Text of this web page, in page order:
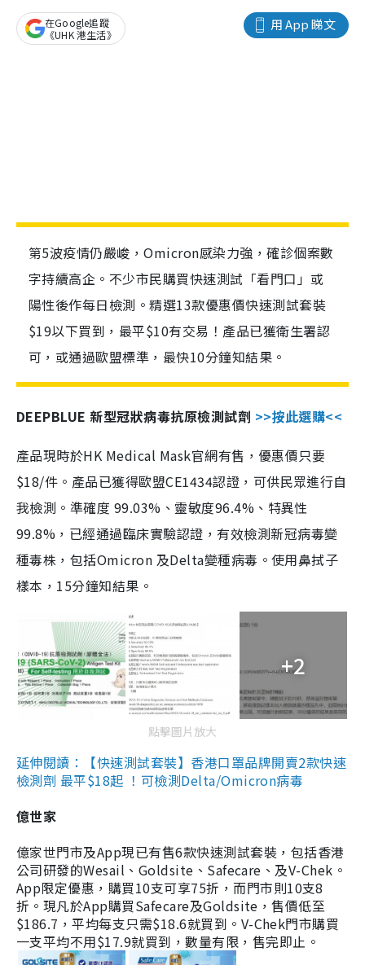
用 App 睇文
在Google追蹤
《UHK 港生活》
第5波疫情仍嚴峻，Omicron感染力強，確診個案數
字持續高企。不少市民購買快速測試「看門口」或
陽性後作每日檢測。精選13款優惠價快速測試套裝
$19以下買到，最平$10有交易！產品已獲衛生署認
可，或通過歐盟標準，最快10分鐘知結果。
DEEPBLUE 新型冠狀病毒抗原檢測試劑 >>按此選購<<
產品現時於HK Medical Mask官網有售，優惠價只要
$18/件。產品已獲得歐盟CE1434認證，可供民眾進行自
我檢測。準確度 99.03%、靈敏度96.4%、特異性
99.8%，已經通過臨床實驗認證，有效檢測新冠病毒變
種毒株，包括Omicron 及Delta變種病毒。使用鼻拭子
樣本，15分鐘知結果。
+2
點擊圖片放大
延伸閱讀：【快速測試套裝】香港口罩品牌開賣2款快速
檢測劑 最平$18起 ！可檢測Delta/Omicron病毒
億世家
億家世門市及App現已有售6款快速測試套裝，包括香港
公司研發的Wesail、Goldsite、Safecare、及V-Chek。
App限定優惠，購買10支可享75折，而門市則10支8
折。現凡於App購買Safecare及Goldsite，售價低至
$186.7，平均每支只需$18.6就買到。V-Chek門市購買
一支平均不用$17.9就買到，數量有限，售完即止。